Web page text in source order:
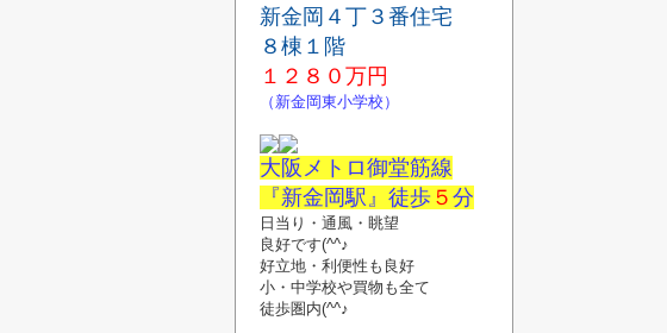
新金岡４丁３番住宅
８棟１階
１２８０ 万円
（新金岡東小学校）
大阪メトロ御堂筋線
『新金岡駅』徒歩 ５ 分
日当り・通風・ 眺望
良好です(^^♪
好立地・利便性も良好
小・中学校や買物 も全て
徒歩圏内(^^♪